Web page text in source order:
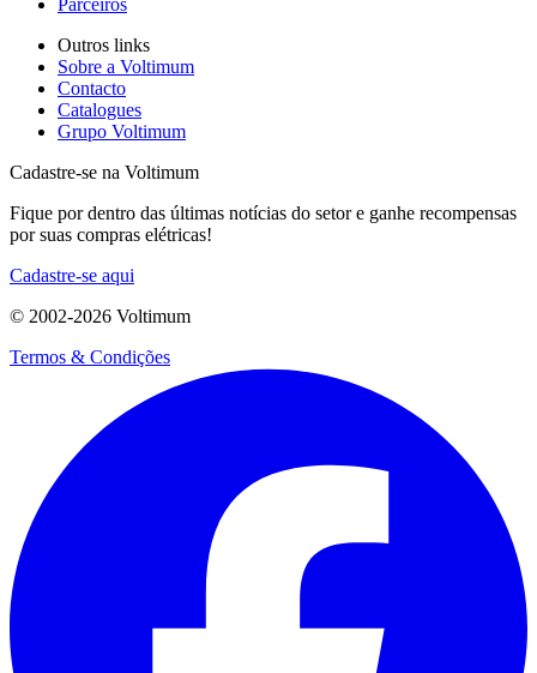
Parceiros
Outros links
Sobre a Voltimum
Contacto
Catalogues
Grupo Voltimum
Cadastre-se na Voltimum
Fique por dentro das últimas notícias do setor e ganhe recompensas
por suas compras elétricas!
Cadastre-se aqui
© 2002-2026 Voltimum
Termos & Condições